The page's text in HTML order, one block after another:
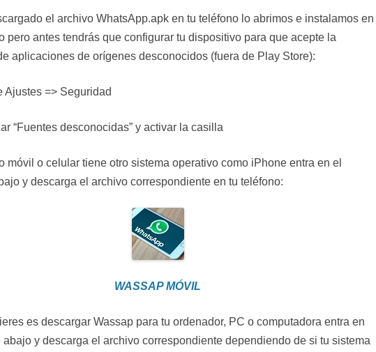
el archivo WhatsApp.apk en tu teléfono lo abrimos e instalamos en
pero antes tendrás que configurar tu dispositivo para que acepte la
aplicaciones de orígenes desconocidos (fuera de Play Store):
Ajustes => Seguridad
“Fuentes desconocidas” y activar la casilla
móvil o celular tiene otro sistema operativo como iPhone entra en el
y descarga el archivo correspondiente en tu teléfono:
WASSAP MÓVIL
es descargar Wassap para tu ordenador, PC o computadora entra en
y descarga el archivo correspondiente dependiendo de si tu sistema